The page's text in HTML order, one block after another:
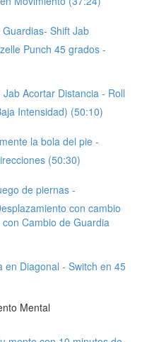
Shift Jab
Punch 45 grados -
Acortar Distancia - Roll
Intensidad) (50:10)
la bola del pie -
(50:30)
de piernas -
con cambio
Cambio de Guardia
en Diagonal - Switch en 45
Mental